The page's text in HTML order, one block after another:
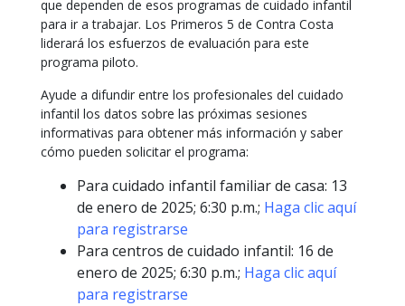
que dependen de esos programas de cuidado infantil
para ir a trabajar. Los Primeros 5 de Contra Costa
liderará los esfuerzos de evaluación para este
programa piloto.
Ayude a difundir entre los profesionales del cuidado
infantil los datos sobre las próximas sesiones
informativas para obtener más información y saber
cómo pueden solicitar el programa:
Para cuidado infantil familiar de casa: 13
de enero de 2025; 6:30 p.m.; Haga clic aquí
para registrarse
Para centros de cuidado infantil: 16 de
enero de 2025; 6:30 p.m.; Haga clic aquí
para registrarse